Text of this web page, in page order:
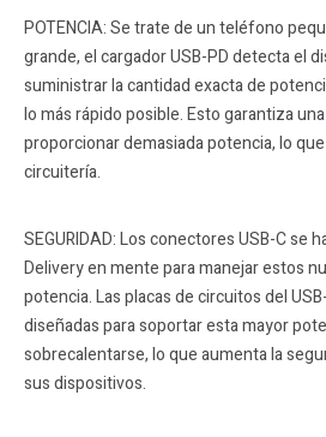
POTENCIA: Se trate de un teléfono
grande, el cargador USB-PD detecta el
suministrar la cantidad exacta de
lo más rápido posible. Esto garantiza
proporcionar demasiada potencia, lo
circuitería.
SEGURIDAD: Los conectores USB-C se
Delivery en mente para manejar estos
potencia. Las placas de circuitos del
diseñadas para soportar esta mayor
sobrecalentarse, lo que aumenta la
sus dispositivos.